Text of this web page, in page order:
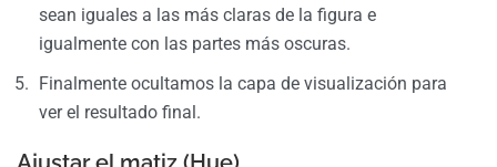
sean iguales a las más claras de la figura e
igualmente con las partes más oscuras.
Finalmente ocultamos la capa de visualización para
ver el resultado final.